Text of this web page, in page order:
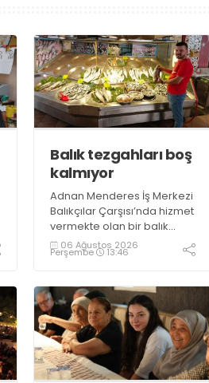
Balık tezgahları boş
kalmıyor
Adnan Menderes İş Merkezi
Balıkçılar Çarşısı’nda hizmet
vermekte olan bir balık
restoranının işletme
sahiplerinden Emrah
tezgahlarda taze balık
bulunduğunu ifade ederek
“Yıl boyunca tezgahlarda
taze balık bulmak mümkün
oluyor” dedi
06 Ağustos 2026
Perşembe 13:46